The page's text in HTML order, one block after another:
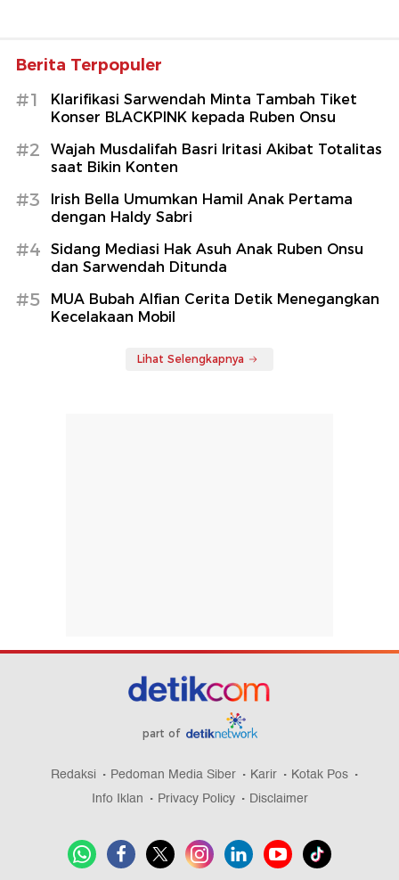
Berita Terpopuler
#1
Klarifikasi Sarwendah Minta Tambah Tiket
Konser BLACKPINK kepada Ruben Onsu
#2
Wajah Musdalifah Basri Iritasi Akibat Totalitas
saat Bikin Konten
#3
Irish Bella Umumkan Hamil Anak Pertama
dengan Haldy Sabri
#4
Sidang Mediasi Hak Asuh Anak Ruben Onsu
dan Sarwendah Ditunda
#5
MUA Bubah Alfian Cerita Detik Menegangkan
Kecelakaan Mobil
Lihat Selengkapnya
part of
Redaksi Pedoman Media Siber Karir
Kotak Pos
Info Iklan
Privacy Policy Disclaimer